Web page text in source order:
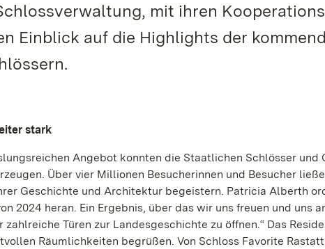
mit ihren
Einblick auf die Highlights der
stark
Angebot konnten die Staatlichen Schlösser und
Über vier Millionen Besucherinnen und Besucher
Geschichte und Architektur begeistern. Patricia Alberth
2024 heran. Ein Ergebnis, über das wir uns freuen und uns
zahlreiche Türen zur Landesgeschichte zu öffnen.“ Das
Räumlichkeiten begrüßen. Von Schloss Favorite